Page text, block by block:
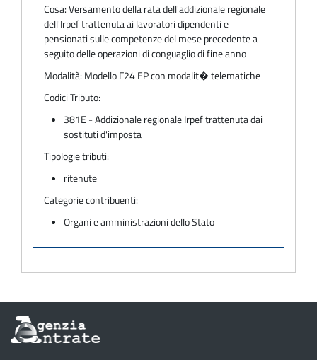
Cosa:Versamento della rata dell'addizionale regionale
dell'Irpef trattenuta ai lavoratori dipendenti e
pensionati sulle competenze del mese precedente a
seguito delle operazioni di conguaglio di fine anno
Modalità: Modello F24 EP con modalit� telematiche
Codici Tributo:
381E - Addizionale regionale Irpef trattenuta dai
sostituti d'imposta
Tipologie tributi:
ritenute
Categorie contribuenti:
Organi e amministrazioni dello Stato
Informazioni
sul